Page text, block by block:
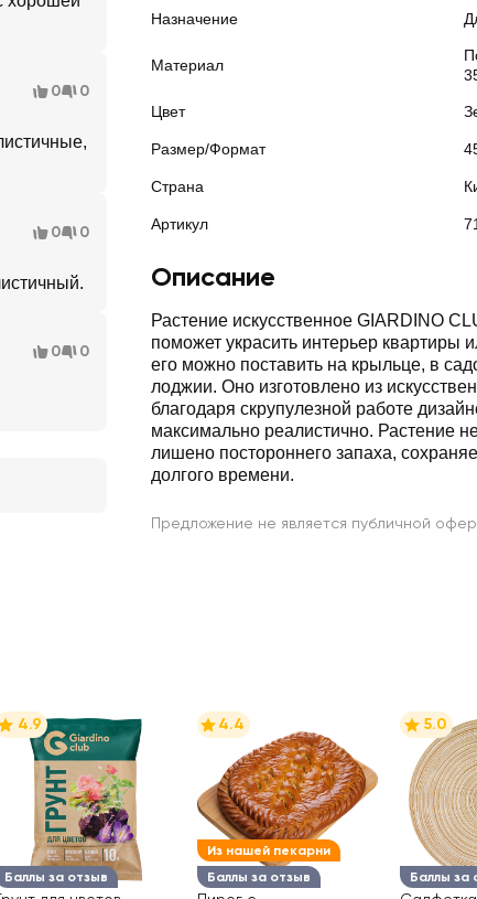
Назначение
Материал
Цвет
Размер/Формат
Страна
Артикул
Описание
Растение искусственное GIARDINO
поможет украсить интерьер квартиры
его можно поставить на крыльце, в
лоджии. Оно изготовлено из
благодаря скрупулезной работе
максимально реалистично. Растение
лишено постороннего запаха,
долгого времени.
Предложение не является публичной
0 0
0 0
0 0
Баллы за отзыв
4.9
Из нашей пекарни
Баллы за отзыв
4.4
Баллы за
5.0